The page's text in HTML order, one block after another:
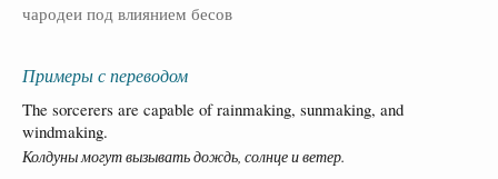
чародеи под влиянием бесов
Примеры с переводом
The sorcerers are capable of rainmaking, sunmaking, and
windmaking.
Колдуны могут вызывать дождь, солнце и ветер.